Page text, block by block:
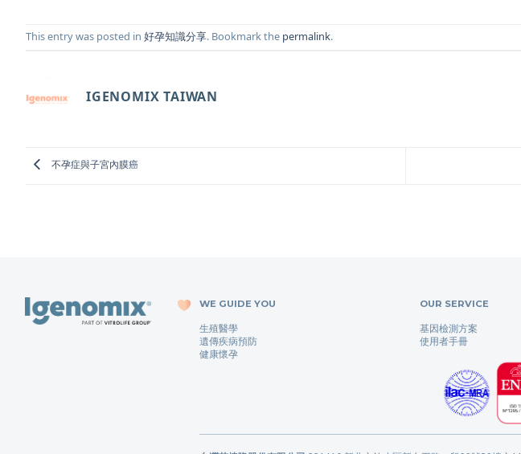
This entry was posted in 好孕知識分享. Bookmark the permalink.
IGENOMIX TAIWAN
不孕症與子宮內膜癌
WE GUIDE YOU
生殖醫學
遺傳疾病預防
健康懷孕
OUR SERVICE
基因檢測方案
使用者手冊